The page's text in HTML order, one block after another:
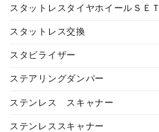
スタットレスタイヤホイールＳＥＴ
スタットレス交換
スタビライザー
ステアリングダンパー
ステンレス スキャナー
ステンレススキャナー